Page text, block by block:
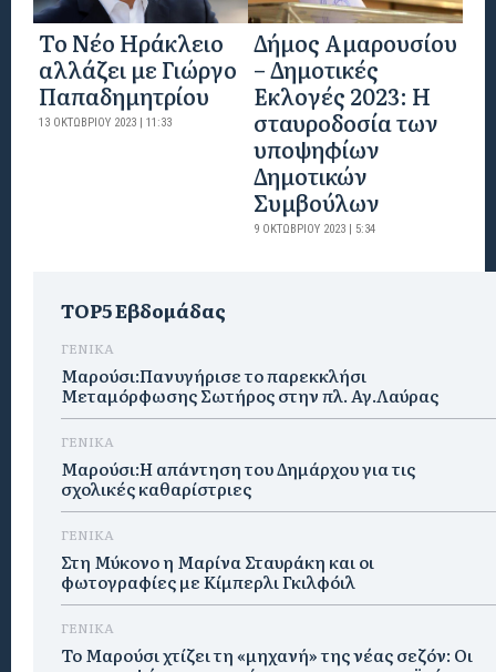
Το Νέο Ηράκλειο
αλλάζει με Γιώργο
Παπαδημητρίου
13 ΟΚΤΩΒΡΊΟΥ 2023 | 11:33
Δήμος Αμαρουσίου
– Δημοτικές
Εκλογές 2023: Η
σταυροδοσία των
υποψηφίων
Δημοτικών
Συμβούλων
9 ΟΚΤΩΒΡΊΟΥ 2023 | 5:34
TOP5 Εβδομάδας
ΓΕΝΙΚΑ
Μαρούσι:Πανυγήρισε το παρεκκλήσι
Μεταμόρφωσης Σωτήρος στην πλ. Αγ.Λαύρας
ΓΕΝΙΚΑ
Μαρούσι:Η απάντηση του Δημάρχου για τις
σχολικές καθαρίστριες
ΓΕΝΙΚΑ
Στη Μύκονο η Μαρίνα Σταυράκη και οι
φωτογραφίες με Κίμπερλι Γκιλφόιλ
ΓΕΝΙΚΑ
Το Μαρούσι χτίζει τη «μηχανή» της νέας σεζόν: Οι